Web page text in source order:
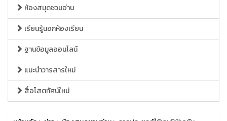
ห้องสมุดชวนอ่าน
เรียนรู้นอกห้องเรียน
ฐานข้อมูลออนไลน์
แนะนำวารสารใหม่
สื่อโสตทัศน์ใหม่